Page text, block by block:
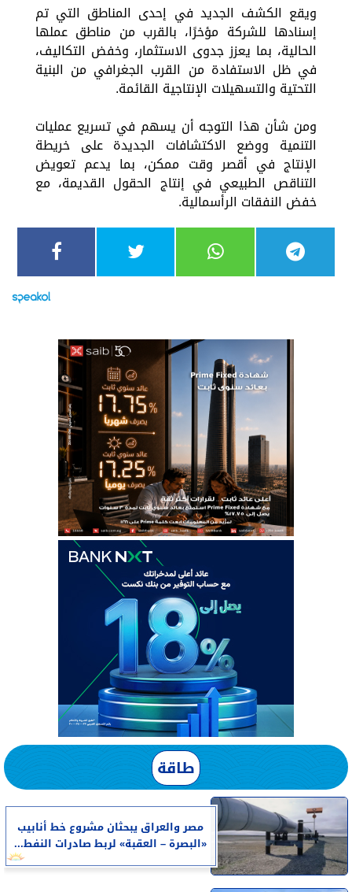
ويقع الكشف الجديد في إحدى المناطق التي تم
إسنادها للشركة مؤخرًا، بالقرب من مناطق عملها
الحالية، بما يعزز جدوى الاستثمار، وخفض التكاليف،
في ظل الاستفادة من القرب الجغرافي من البنية
التحتية والتسهيلات الإنتاجية القائمة.
ومن شأن هذا التوجه أن يسهم في تسريع عمليات
التنمية ووضع الاكتشافات الجديدة على خريطة
الإنتاج في أقصر وقت ممكن، بما يدعم تعويض
التناقص الطبيعي في إنتاج الحقول القديمة، مع
خفض النفقات الرأسمالية.
طاقة
مصر والعراق يبحثان مشروع خط أنابيب
«البصرة – العقبة» لربط صادرات النفط...